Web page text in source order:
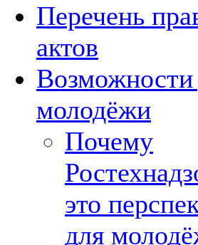
Перечень
актов
Возможности
молодёжи
Почему
это
для